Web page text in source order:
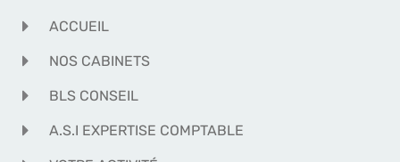
ACCUEIL
NOS CABINETS
BLS CONSEIL
A.S.I EXPERTISE COMPTABLE